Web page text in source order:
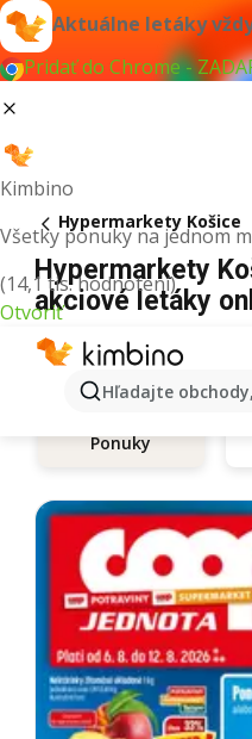
Aktuálne letáky
Pridať do Chrome -
Kimbino
Všetky ponuky na jednom
(14,1 tis. hodnotení)
Otvoriť
Hľadajte
Hypermarkety Košice
Hypermarkety
akciové letáky
Ponuky